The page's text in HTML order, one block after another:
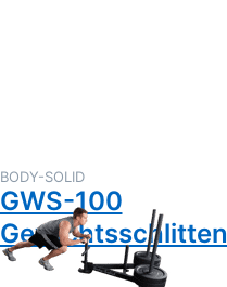
BODY-SOLID
GWS-100
Gewichtsschlitten